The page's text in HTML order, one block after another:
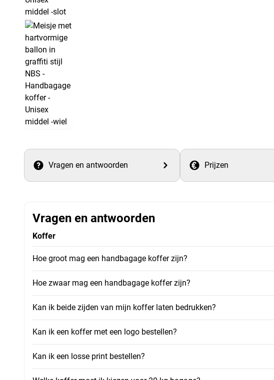
Vragen en antwoorden Prijzen
Vragen en antwoorden
Koffer
Hoe groot mag een handbagage koffer zijn?
Hoe zwaar mag een handbagage koffer zijn?
Kan ik beide zijden van mijn koffer laten bedrukken?
Kan ik een koffer met een logo bestellen?
Kan ik een losse print bestellen?